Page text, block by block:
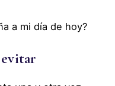
a mi día de hoy?